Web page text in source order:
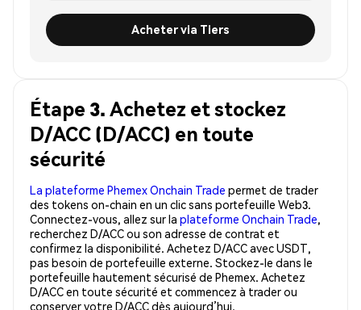
Acheter via Tiers
Étape 3. Achetez et stockez
D/ACC (D/ACC) en toute
sécurité
La plateforme Phemex Onchain Trade permet de trader
des tokens on-chain en un clic sans portefeuille Web3.
Connectez-vous, allez sur la plateforme Onchain Trade,
recherchez D/ACC ou son adresse de contrat et
confirmez la disponibilité. Achetez D/ACC avec USDT,
pas besoin de portefeuille externe. Stockez-le dans le
portefeuille hautement sécurisé de Phemex. Achetez
D/ACC en toute sécurité et commencez à trader ou
conserver votre D/ACC dès aujourd’hui.